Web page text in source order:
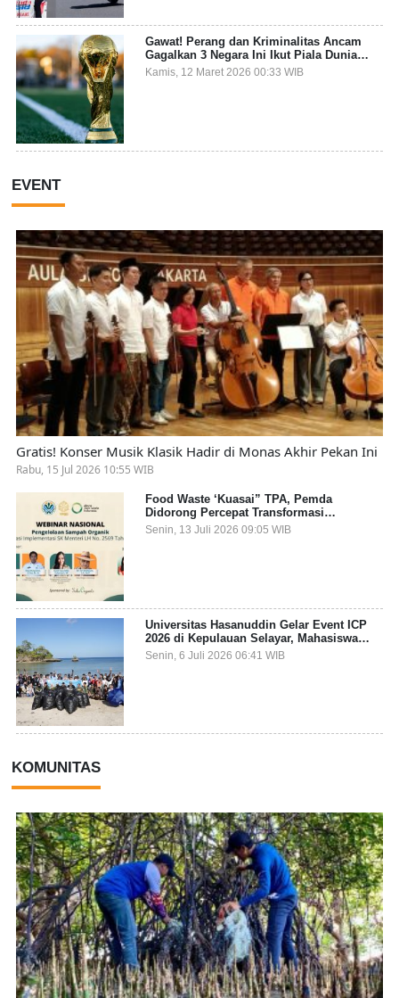
Gawat! Perang dan Kriminalitas Ancam
Gagalkan 3 Negara Ini Ikut Piala Dunia
2026
Kamis, 12 Maret 2026 00:33 WIB
EVENT
Gratis! Konser Musik Klasik Hadir di Monas Akhir Pekan Ini
Rabu, 15 Jul 2026 10:55 WIB
Food Waste ‘Kuasai” TPA, Pemda
Didorong Percepat Transformasi
Pengelolaan Sampah Organik dari Sumber
Senin, 13 Juli 2026 09:05 WIB
Universitas Hasanuddin Gelar Event ICP
2026 di Kepulauan Selayar, Mahasiswa
dari 27 Negara Jadi Partisipan
Senin, 6 Juli 2026 06:41 WIB
KOMUNITAS